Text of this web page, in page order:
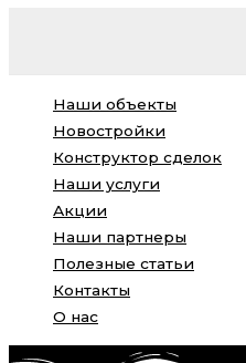
Наши объекты
Новостройки
Конструктор сделок
Наши услуги
Акции
Наши партнеры
Полезные статьи
Контакты
О нас